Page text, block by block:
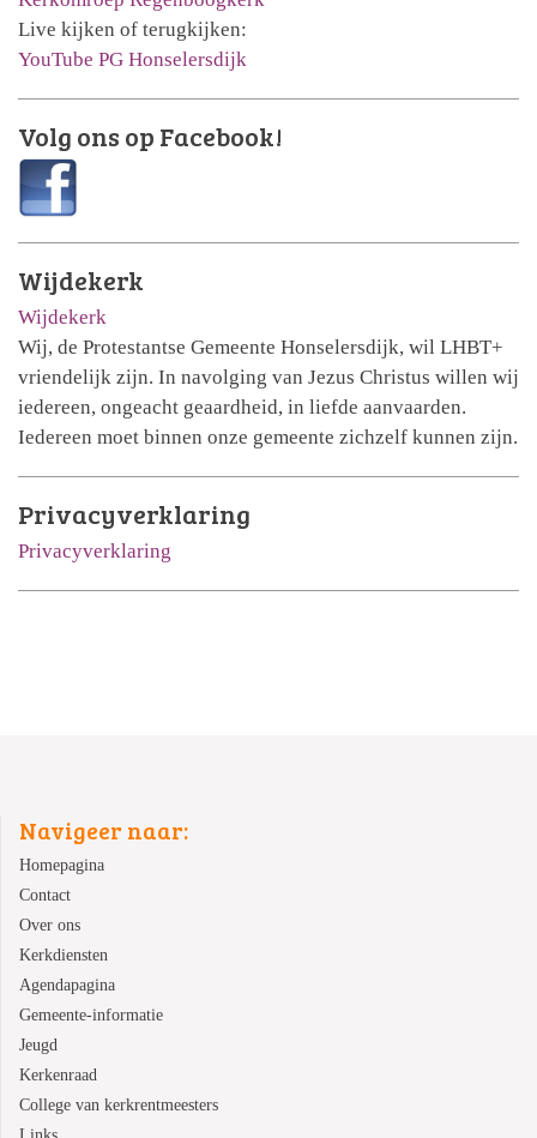
Live kijken of terugkijken:
YouTube PG Honselersdijk
Volg ons op Facebook!
Wijdekerk
Wijdekerk
Wij, de Protestantse Gemeente Honselersdijk, wil LHBT+
vriendelijk zijn. In navolging van Jezus Christus willen wij
iedereen, ongeacht geaardheid, in liefde aanvaarden.
Iedereen moet binnen onze gemeente zichzelf kunnen zijn.
Privacyverklaring
Privacyverklaring
Navigeer naar:
Homepagina
Contact
Over ons
Kerkdiensten
Agendapagina
Gemeente-informatie
Jeugd
Kerkenraad
College van kerkrentmeesters